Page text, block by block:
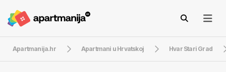
Apartmanija.hr Apartmani u Hrvatskoj Hvar Stari Grad